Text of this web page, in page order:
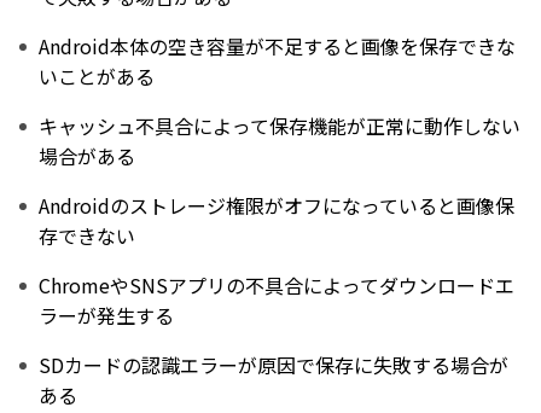
Android本体の空き容量が不足すると画像を保存できな
いことがある
キャッシュ不具合によって保存機能が正常に動作しない
場合がある
Androidのストレージ権限がオフになっていると画像保
存できない
ChromeやSNSアプリの不具合によってダウンロードエ
ラーが発生する
SDカードの認識エラーが原因で保存に失敗する場合が
ある